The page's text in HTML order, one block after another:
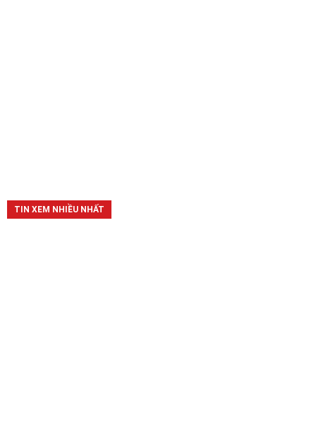
TIN XEM NHIỀU NHẤT